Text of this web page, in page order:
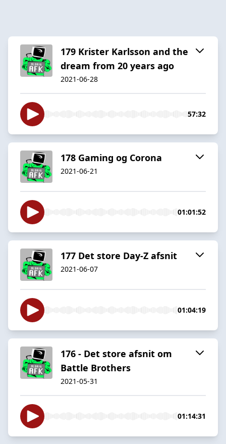
179 Krister Karlsson and the
dream from 20 years ago
2021-06-28
57:32
178 Gaming og Corona
2021-06-21
01:01:52
177 Det store Day-Z afsnit
2021-06-07
01:04:19
176 - Det store afsnit om
Battle Brothers
2021-05-31
01:14:31